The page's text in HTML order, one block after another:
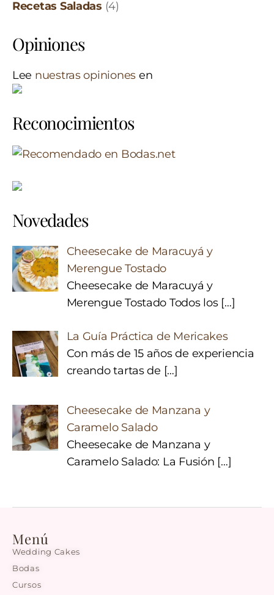
Recetas Saladas (4)
Opiniones
Lee nuestras opiniones en
Reconocimientos
Novedades
Cheesecake de Maracuyá y
Merengue Tostado
Cheesecake de Maracuyá y
Merengue Tostado Todos los […]
La Guía Práctica de Mericakes
Con más de 15 años de experiencia
creando tartas de […]
Cheesecake de Manzana y
Caramelo Salado
Cheesecake de Manzana y
Caramelo Salado: La Fusión […]
Menú
Wedding Cakes
Bodas
Cursos